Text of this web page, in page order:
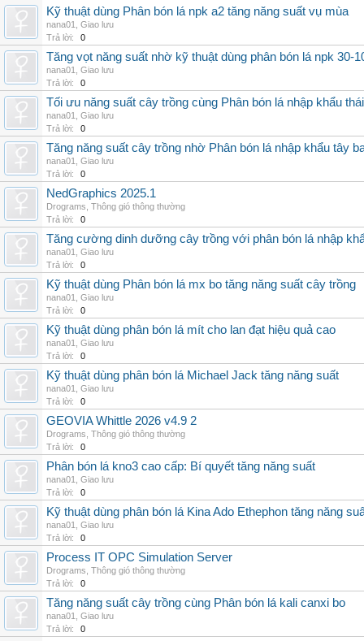
Kỹ thuật dùng Phân bón lá npk a2 tăng năng suất vụ mùa
nana01
Giao lưu
Trả lời:
0
Tăng vọt năng suất nhờ kỹ thuật dùng phân bón lá npk 30-
nana01
Giao lưu
Trả lời:
0
Tối ưu năng suất cây trồng cùng Phân bón lá nhập khẩu
nana01
Giao lưu
Trả lời:
0
Tăng năng suất cây trồng nhờ Phân bón lá nhập khẩu tây
nana01
Giao lưu
Trả lời:
0
NedGraphics 2025.1
Drograms Thông gió thông thường
Trả lời:
0
Tăng cường dinh dưỡng cây trồng với phân bón lá nhập
nana01
Giao lưu
Trả lời:
0
Kỹ thuật dùng Phân bón lá mx bo tăng năng suất cây trồng
nana01
Giao lưu
Trả lời:
0
Kỹ thuật dùng phân bón lá mít cho lan đạt hiệu quả cao
nana01
Giao lưu
Trả lời:
0
Kỹ thuật dùng phân bón lá Michael Jack tăng năng suất
nana01
Giao lưu
Trả lời:
0
GEOVIA Whittle 2026 v4.9 2
Drograms Thông gió thông thường
Trả lời:
0
Phân bón lá kno3 cao cấp: Bí quyết tăng năng suất
nana01
Giao lưu
Trả lời:
0
Kỹ thuật dùng phân bón lá Kina Ado Ethephon tăng năng
nana01
Giao lưu
Trả lời:
0
Process IT OPC Simulation Server
Drograms Thông gió thông thường
Trả lời:
0
Tăng năng suất cây trồng cùng Phân bón lá kali canxi bo
nana01
Giao lưu
Trả lời:
0